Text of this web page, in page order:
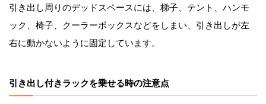
引き出し周りのデッドスペースには、梯子、テント、ハンモ
ック、椅子、クーラーボックスなどをしまい、引き出しが左
右に動かないように固定しています。
引き出し付きラックを乗せる時の注意点